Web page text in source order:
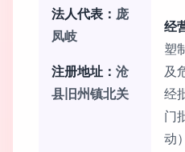
法人代表： 庞
凤岐
注册地址： 沧
县旧州镇北关
经
塑
及
经
门
动